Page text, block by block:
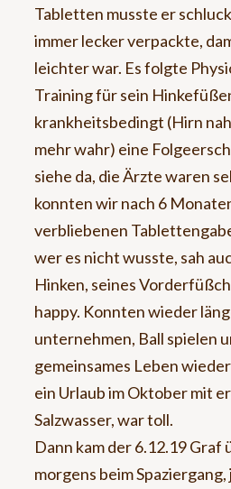
Tabletten musste er
immer lecker verpackte,
leichter war. Es folgte
Training für sein
krankheitsbedingt (Hirn
mehr wahr) eine
siehe da, die Ärzte waren
konnten wir nach 6
verbliebenen
wer es nicht wusste, sah
Hinken, seines
happy. Konnten wieder
unternehmen, Ball spielen
gemeinsames Leben
ein Urlaub im Oktober mit
Salzwasser, war toll.
Dann kam der 6.12.19 Graf
morgens beim Spaziergang,